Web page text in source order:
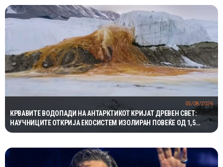
КРВАВИТЕ ВОДОПАДИ НА АНТАРКТИКОТ КРИЈАТ ДРЕВЕН СВЕТ:
НАУЧНИЦИТЕ ОТКРИЈА ЕКОСИСТЕМ ИЗОЛИРАН ПОВЕЌЕ ОД 1,5
МИЛИОНИ ГОДИНИ
05/08/2026